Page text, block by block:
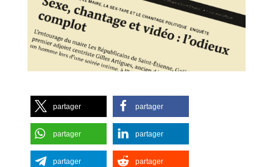
partager partager
partager partager
partager partager